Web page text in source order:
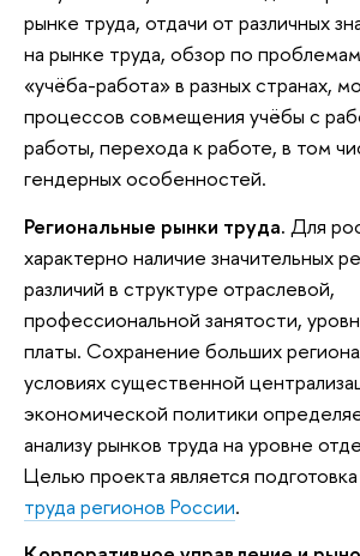
рынке труда, отдачи от различных
на рынке труда, обзор по
«учёба-работа» в разных странах,
процессов совмещения учёбы с
работы, перехода к работе, в том
гендерных особенностей.
Региональные рынки труда. Для
характерно наличие значительных
различий в структуре отраслевой,
профессиональной занятости,
платы. Сохранение больших
условиях существенной
экономической политики
анализу рынков труда на уровне
Целью проекта является подготовка
труда регионов России.